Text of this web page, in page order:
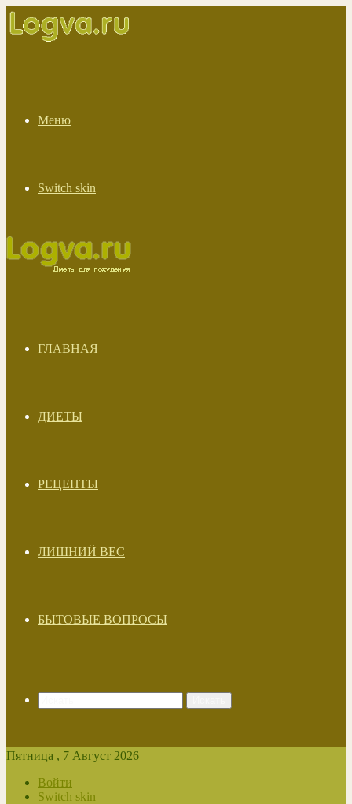
Меню
Switch skin
ГЛАВНАЯ
ДИЕТЫ
РЕЦЕПТЫ
ЛИШНИЙ ВЕС
БЫТОВЫЕ ВОПРОСЫ
Пятница , 7 Август 2026
Войти
Switch skin